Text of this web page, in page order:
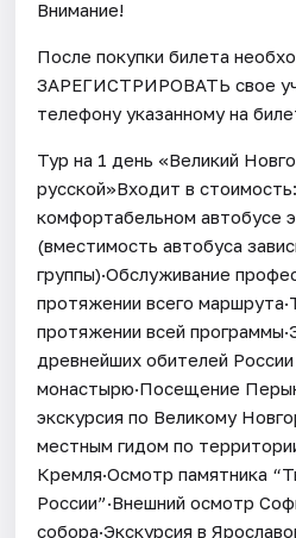
Внимание!
После покупки билета
ЗАРЕГИСТРИРОВАТЬ свое
телефону указанному на
Тур на 1 день «Великий
русской»Входит в
комфортабельном автобусе
(вместимость автобуса
группы)·Обслуживание
протяжении всего
протяжении всей
древнейших обителей
монастырю·Посещение
экскурсия по Великому
местным гидом по
Кремля·Осмотр памятника
России”·Внешний осмотр
собора·Экскурсия в